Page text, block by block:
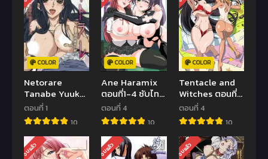
COLOR
Netorare
Tanabe Yuuka
no Dokuhaku
ตอนที่ 1 ซับไทย
(จบ)
ตอนที่ 1
10
COLOR
Ane Haramix
ตอนที่1-4 ซับไทย
(จบ)
ตอนที่ 4
10
COLOR
Tentacle and
Witches ตอนที่
1-4 ซับไทย (จบ)
ตอนที่ 4
10
จบแล้ว จบแล้ว จบแล้ว